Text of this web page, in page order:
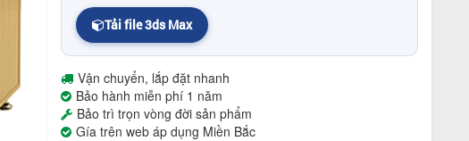
Tải file 3ds Max
Vận chuyển, lắp đặt nhanh
Bảo hành miễn phí 1 năm
Bảo trì trọn vòng đời sản phẩm
Gía trên web áp dụng Miền Bắc